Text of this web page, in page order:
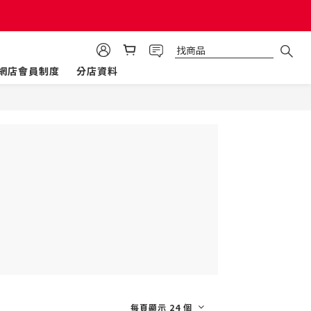
店會員制度 分店資料
每頁顯示 24 個